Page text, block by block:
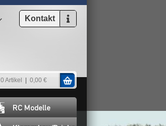
Kontakt
0 Artikel 0,00 €
RC Modelle